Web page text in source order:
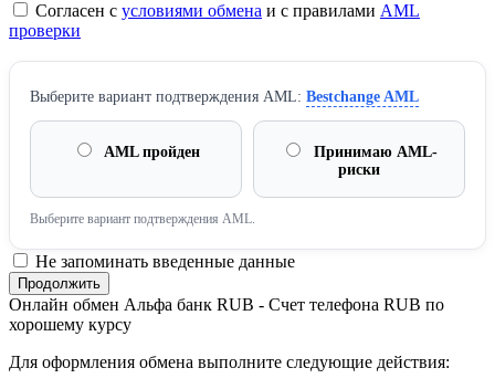
Согласен с условиями обмена и с правилами AML
проверки
Выберите вариант подтверждения AML: Bestchange AML
AML пройден
Принимаю AML-
риски
Выберите вариант подтверждения AML.
Не запоминать введенные данные
Онлайн обмен Альфа банк RUB - Счет телефона RUB по
хорошему курсу
Для оформления обмена выполните следующие действия: